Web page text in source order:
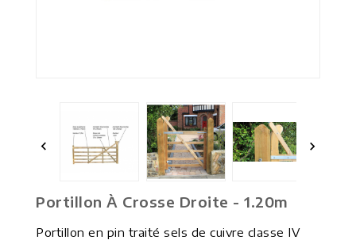
 
Portillon À Crosse Droite - 1.20m
Portillon en pin traité sels de cuivre classe IV